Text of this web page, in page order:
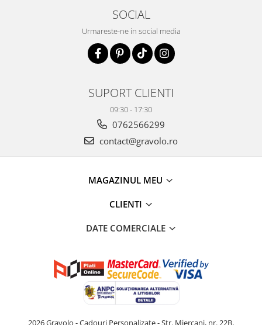
SOCIAL
Urmareste-ne in social media
SUPORT CLIENTI
09:30 - 17:30
0762566299
contact@gravolo.ro
MAGAZINUL MEU
CLIENTI
DATE COMERCIALE
2026 Gravolo - Cadouri Personalizate - Str. Miercani, nr. 22B,